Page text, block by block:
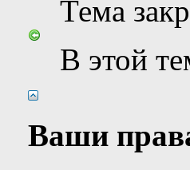
Тема
В этой
Ваши